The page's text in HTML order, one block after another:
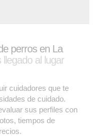
perros en La
llegado al lugar
cuidadores que te
de cuidado.
sus perfiles con
tiempos de